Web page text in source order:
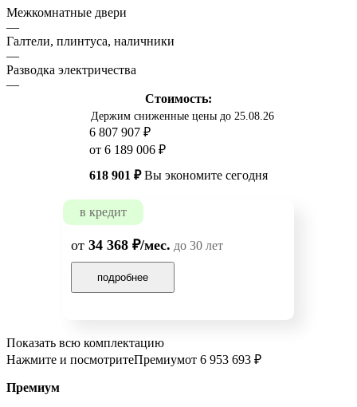
Межкомнатные двери
—
Галтели, плинтуса, наличники
—
Разводка электричества
—
Стоимость:
Держим сниженные цены до 25.08.26
6 807 907 ₽
от 6 189 006 ₽
618 901 ₽Вы экономите сегодня
в кредит
от 34 368 ₽/мес. до 30 лет
подробнее
Показать всю комплектацию
Нажмите и посмотритеПремиумот 6 953 693 ₽
Премиум